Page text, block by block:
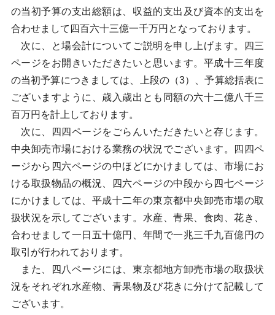
の当初予算の支出総額は、収益的支出及び資本的支出を
合わせまして四百六十三億一千万円となっております。
次に、と場会計についてご説明を申し上げます。四三
ページをお開きいただきたいと思います。平成十三年度
の当初予算につきましては、上段の（3）、予算総括表に
ございますように、歳入歳出とも同額の六十二億八千三
百万円を計上しております。
次に、四四ページをごらんいただきたいと存じます。
中央卸売市場における業務の状況でございます。四四ペ
ージから四六ページの中ほどにかけましては、市場にお
ける取扱物品の概況、四六ページの中段から四七ページ
にかけましては、平成十二年の東京都中央卸売市場の取
扱状況を示してございます。水産、青果、食肉、花き、
合わせまして一日五十億円、年間で一兆三千九百億円の
取引が行われております。
また、四八ページには、東京都地方卸売市場の取扱状
況をそれぞれ水産物、青果物及び花きに分けて記載して
ございます。